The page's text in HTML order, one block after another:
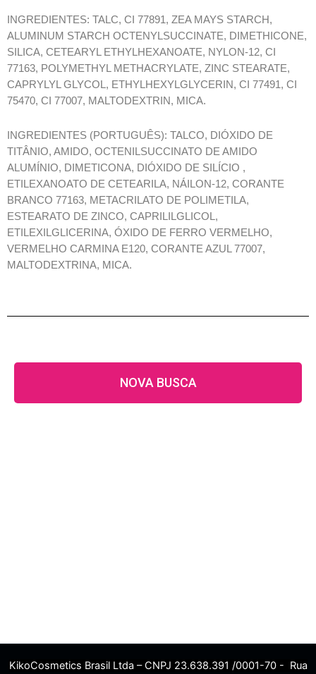
INGREDIENTES: TALC, CI 77891, ZEA MAYS STARCH,
ALUMINUM STARCH OCTENYLSUCCINATE, DIMETHICONE,
SILICA, CETEARYL ETHYLHEXANOATE, NYLON-12, CI
77163, POLYMETHYL METHACRYLATE, ZINC STEARATE,
CAPRYLYL GLYCOL, ETHYLHEXYLGLYCERIN, CI 77491, CI
75470, CI 77007, MALTODEXTRIN, MICA.
INGREDIENTES (PORTUGUÊS): TALCO, DIÓXIDO DE
TITÂNIO, AMIDO, OCTENILSUCCINATO DE AMIDO
ALUMÍNIO, DIMETICONA, DIÓXIDO DE SILÍCIO ,
ETILEXANOATO DE CETEARILA, NÁILON-12, CORANTE
BRANCO 77163, METACRILATO DE POLIMETILA,
ESTEARATO DE ZINCO, CAPRILILGLICOL,
ETILEXILGLICERINA, ÓXIDO DE FERRO VERMELHO,
VERMELHO CARMINA E120, CORANTE AZUL 77007,
MALTODEXTRINA, MICA.
NOVA BUSCA
KikoCosmetics Brasil Ltda – CNPJ 23.638.391 /0001-70 - Rua